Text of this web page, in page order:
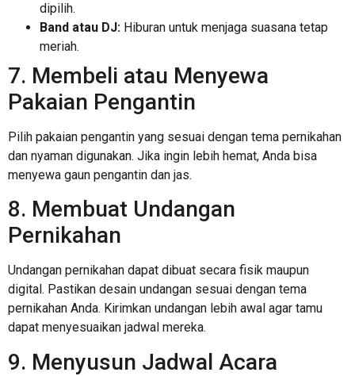
dipilih.
Band atau DJ: Hiburan untuk menjaga suasana tetap
meriah.
7. Membeli atau Menyewa
Pakaian Pengantin
Pilih pakaian pengantin yang sesuai dengan tema pernikahan
dan nyaman digunakan. Jika ingin lebih hemat, Anda bisa
menyewa gaun pengantin dan jas.
8. Membuat Undangan
Pernikahan
Undangan pernikahan dapat dibuat secara fisik maupun
digital. Pastikan desain undangan sesuai dengan tema
pernikahan Anda. Kirimkan undangan lebih awal agar tamu
dapat menyesuaikan jadwal mereka.
9. Menyusun Jadwal Acara